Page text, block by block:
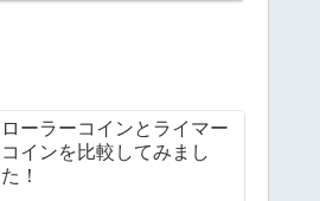
ローラーコインとライマー
コインを比較してみまし
た！